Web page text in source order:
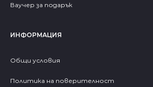
Ваучер за подарък
ИНФОРМАЦИЯ
Общи условия
Политика на поверителност